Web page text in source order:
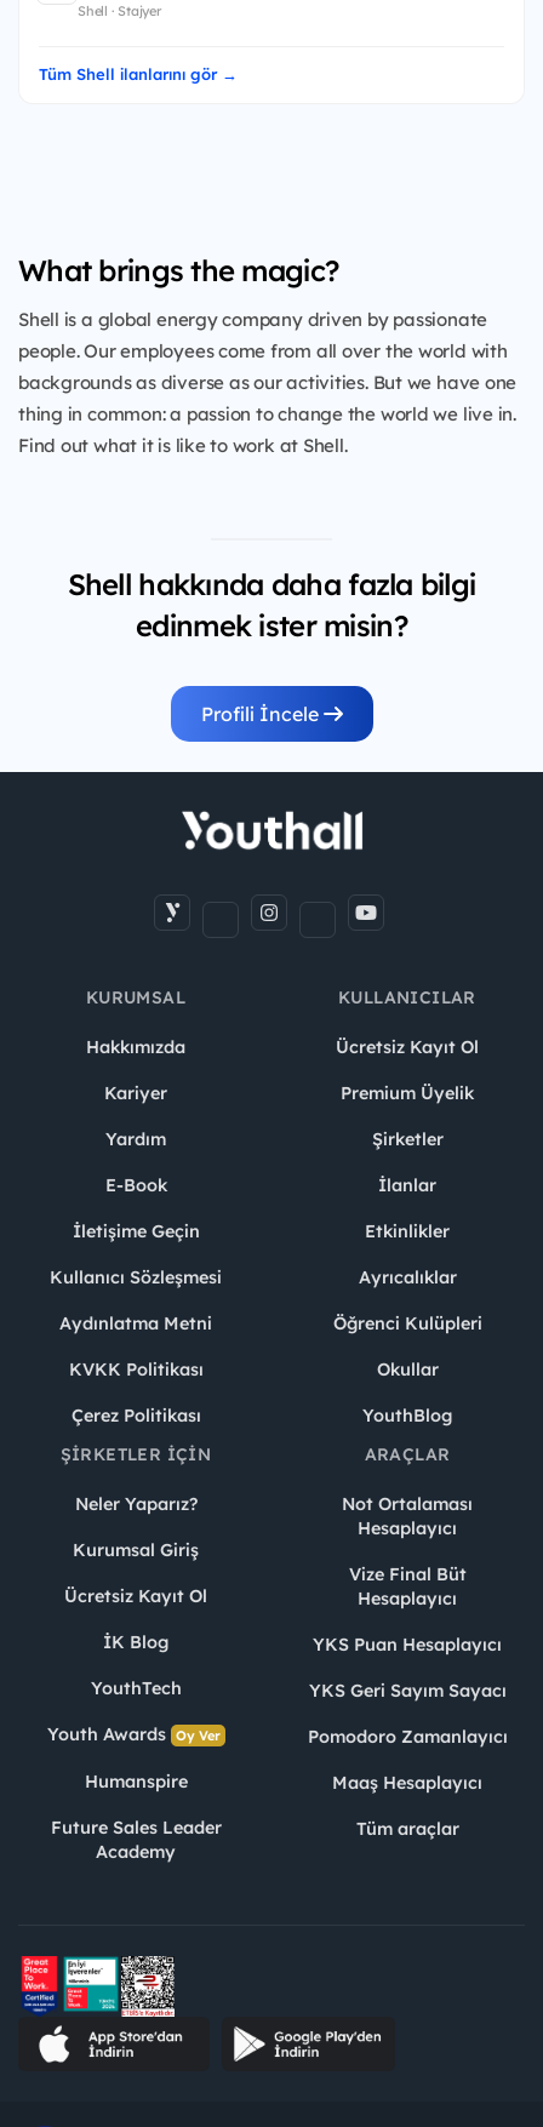
Shell · Stajyer
Tüm Shell ilanlarını gör →
What brings the magic?
Shell is a global energy company driven by passionate
people. Our employees come from all over the world with
backgrounds as diverse as our activities. But we have one
thing in common: a passion to change the world we live in.
Find out what it is like to work at Shell.
Shell hakkında daha fazla bilgi
edinmek ister misin?
Profili İncele
KURUMSAL
Hakkımızda
Kariyer
Yardım
E-Book
İletişime Geçin
Kullanıcı Sözleşmesi
Aydınlatma Metni
KVKK Politikası
Çerez Politikası
KULLANICILAR
Ücretsiz Kayıt Ol
Premium Üyelik
Şirketler
İlanlar
Etkinlikler
Ayrıcalıklar
Öğrenci Kulüpleri
Okullar
YouthBlog
ŞIRKETLER İÇIN
Neler Yaparız?
Kurumsal Giriş
Ücretsiz Kayıt Ol
İK Blog
YouthTech
Youth Awards Oy Ver
Humanspire
Future Sales Leader
Academy
ARAÇLAR
Not Ortalaması
Hesaplayıcı
Vize Final Büt
Hesaplayıcı
YKS Puan Hesaplayıcı
YKS Geri Sayım Sayacı
Pomodoro Zamanlayıcı
Maaş Hesaplayıcı
Tüm araçlar